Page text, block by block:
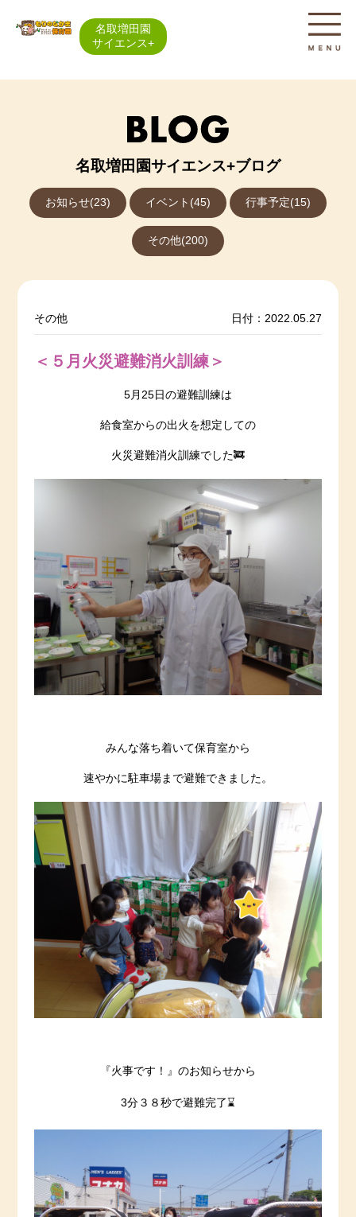
名取増田園
サイエンス+
名取増田園サイエンス+ブログ
お知らせ(23) イベント(45) 行事予定(15)
その他(200)
その他 日付：2022.05.27
＜５月火災避難消火訓練＞
5月25日の避難訓練は
給食室からの出火を想定しての
火災避難消火訓練でした🚒
みんな落ち着いて保育室から
速やかに駐車場まで避難できました。
『火事です！』のお知らせから
3分３８秒で避難完了⌛️